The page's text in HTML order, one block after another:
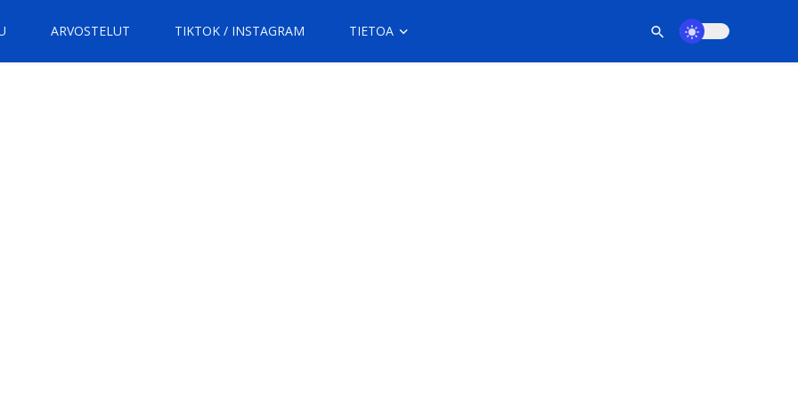
ARVOSTELUT TIKTOK / INSTAGRAM TIETOA